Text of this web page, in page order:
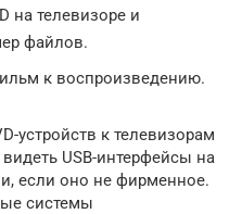
на телевизоре и
файлов.
к воспроизведению.
устройств к телевизорам
USB-интерфейсы на
если оно не фирменное.
системы